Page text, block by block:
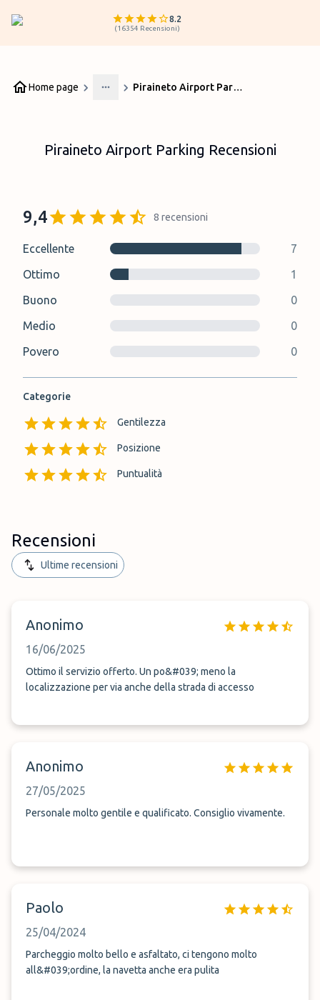
8.2
(16354 Recensioni)
Home page
More
Piraineto Airport Parking Recensioni
Piraineto Airport Parking Recensioni
9,4 8 recensioni
Eccellente
7
Ottimo
1
Buono
0
Medio
0
Povero
0
Categorie
Gentilezza
Posizione
Puntualità
Recensioni
Ultime recensioni
Anonimo
16/06/2025
Ottimo il servizio offerto. Un po&#039; meno la
localizzazione per via anche della strada di accesso
Anonimo
27/05/2025
Personale molto gentile e qualificato. Consiglio vivamente.
Paolo
25/04/2024
Parcheggio molto bello e asfaltato, ci tengono molto
all&#039;ordine, la navetta anche era pulita